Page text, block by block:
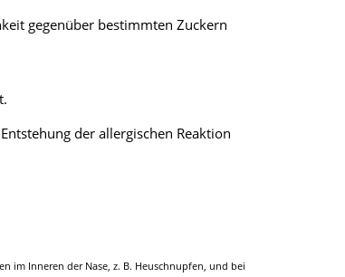
gegenüber bestimmten Zuckern
der allergischen Reaktion
im Inneren der Nase, z. B. Heuschnupfen, und bei